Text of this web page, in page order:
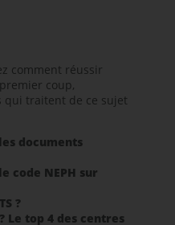
comment réussir
coup,
qui traitent de ce sujet
documents
code NEPH sur
?
Le top 4 des centres